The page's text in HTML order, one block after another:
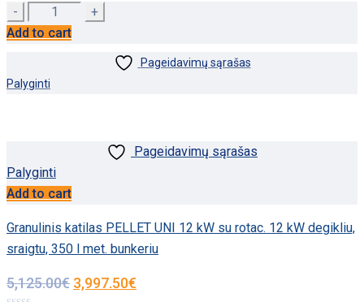
Quantity
Add to cart
Pageidavimų sąrašas
Palyginti
Pageidavimų sąrašas
Palyginti
Add to cart
Granulinis katilas PELLET UNI 12 kW su rotac. 12 kW degikliu,
sraigtu, 350 l met. bunkeriu
5,125.00€ 3,997.50€